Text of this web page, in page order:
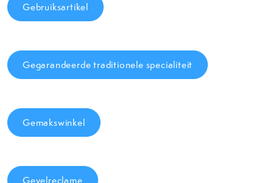
Gebruiksartikel
Gegarandeerde traditionele specialiteit
Gemakswinkel
Gevelreclame